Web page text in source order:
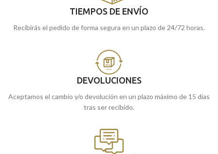
TIEMPOS DE ENVÍO
Recibirás el pedido de forma segura en un plazo de 24/72 horas.
DEVOLUCIONES
Aceptamos el cambio y/o devolución en un plazo máximo de 15 días
tras ser recibido.